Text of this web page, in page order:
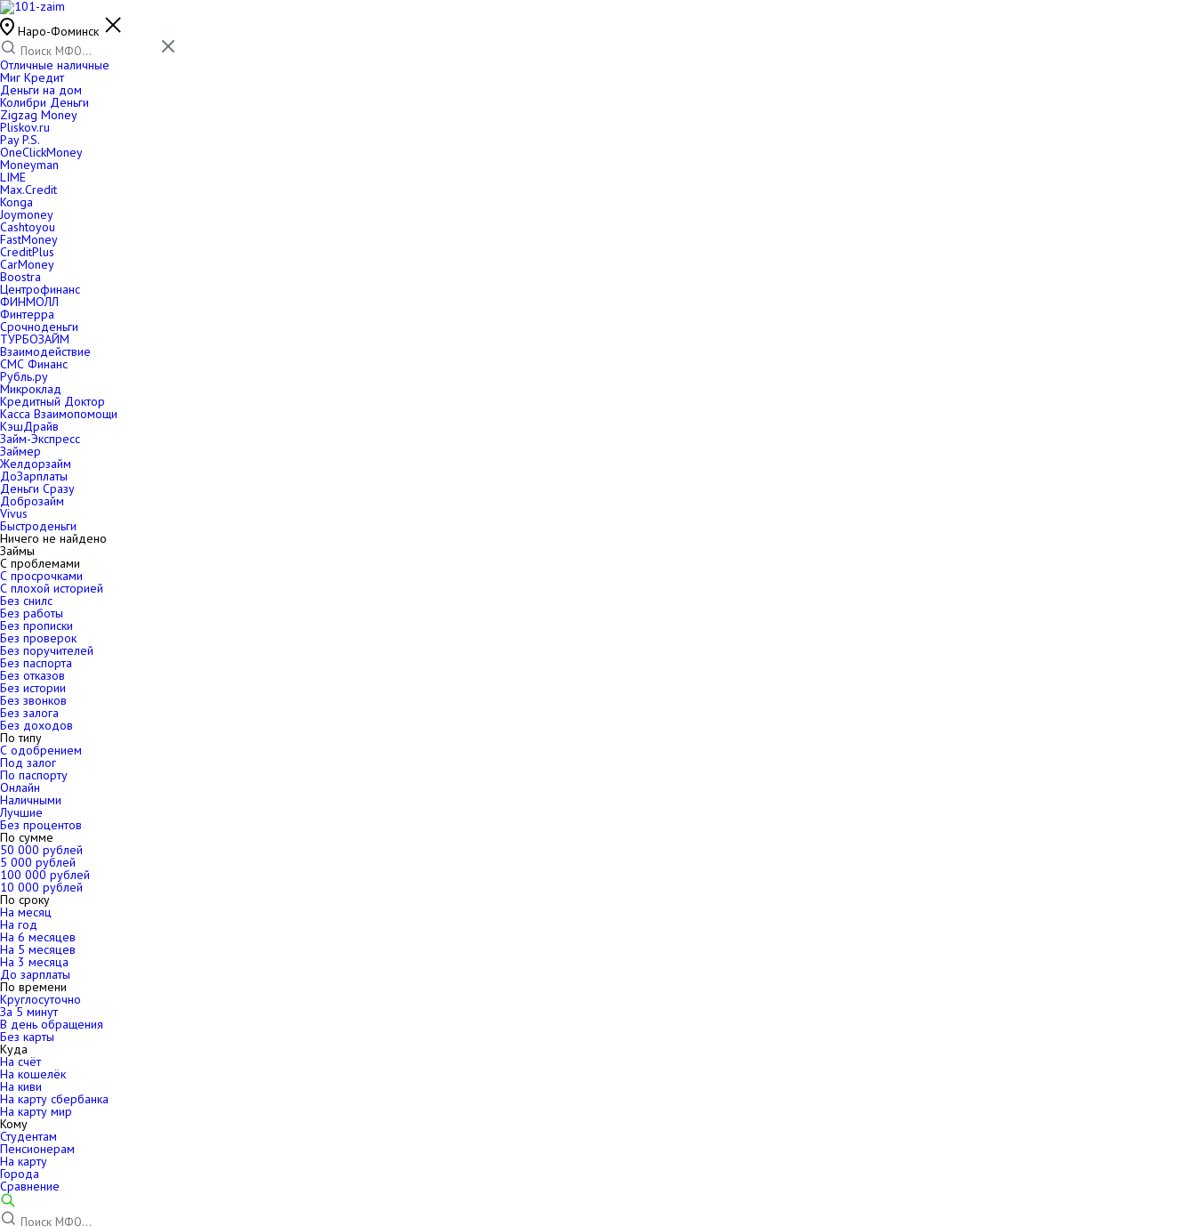
Наро-Фоминск
Отличные наличные
Миг Кредит
Деньги на дом
Колибри Деньги
Zigzag Money
Pliskov.ru
Pay P.S.
OneClickMoney
Moneyman
LIME
Max.Credit
Konga
Joymoney
Cashtoyou
FastMoney
CreditPlus
CarMoney
Boostra
Центрофинанс
ФИНМОЛЛ
Финтерра
Срочноденьги
ТУРБОЗАЙМ
Взаимодействие
СМС Финанс
Рубль.ру
Микроклад
Кредитный Доктор
Касса Взаимопомощи
КэшДрайв
Займ-Экспресс
Займер
Желдорзайм
ДоЗарплаты
Деньги Сразу
Доброзайм
Vivus
Быстроденьги
Ничего не найдено
Займы
С проблемами
С просрочками
С плохой историей
Без снилс
Без работы
Без прописки
Без проверок
Без поручителей
Без паспорта
Без отказов
Без истории
Без звонков
Без залога
Без доходов
По типу
С одобрением
Под залог
По паспорту
Онлайн
Наличными
Лучшие
Без процентов
По сумме
50 000 рублей
5 000 рублей
100 000 рублей
10 000 рублей
По сроку
На месяц
На год
На 6 месяцев
На 5 месяцев
На 3 месяца
До зарплаты
По времени
Круглосуточно
За 5 минут
В день обращения
Без карты
Куда
На счёт
На кошелёк
На киви
На карту сбербанка
На карту мир
Кому
Студентам
Пенсионерам
На карту
Города
Сравнение